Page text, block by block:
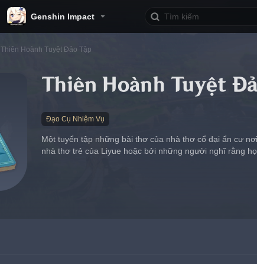
Genshin Impact
Thiên Hoành Tuyệt Đảo Tập
Thiên Hoành Tuyệt
Đạo Cụ Nhiệm Vụ
Một tuyển tập những bài thơ của nhà thơ cổ đại ẩn cư
nhà thơ trẻ của Liyue hoặc bởi những người nghĩ rằng